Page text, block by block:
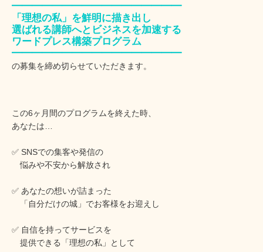
━━━━━━━━━━━━━━━━━
「理想の私」を鮮明に描き出し
選ばれる講師へとビジネスを加速する
ワードプレス構築プログラム
━━━━━━━━━━━━━━━━━
の募集を締め切らせていただきます。
この6ヶ月間のプログラムを終えた時、
あなたは…
✅ SNSでの集客や発信の
悩みや不安から解放され
✅ あなたの想いが詰まった
「自分だけの城」でお客様をお迎えし
✅ 自信を持ってサービスを
提供できる「理想の私」として